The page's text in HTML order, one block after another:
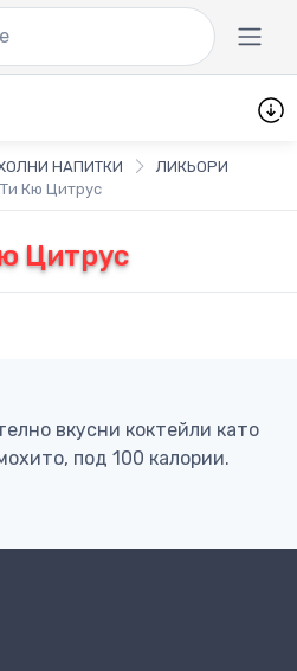
НАПИТКИ
ЛИКЬОРИ
Ти Кю Цитрус
Цитрус
вкусни коктейли като
под 100 калории.